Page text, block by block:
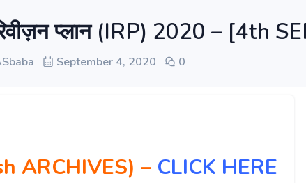
प्लान (IRP) 2020 – [4th
September 4, 2020 0
ARCHIVES) – CLICK HERE